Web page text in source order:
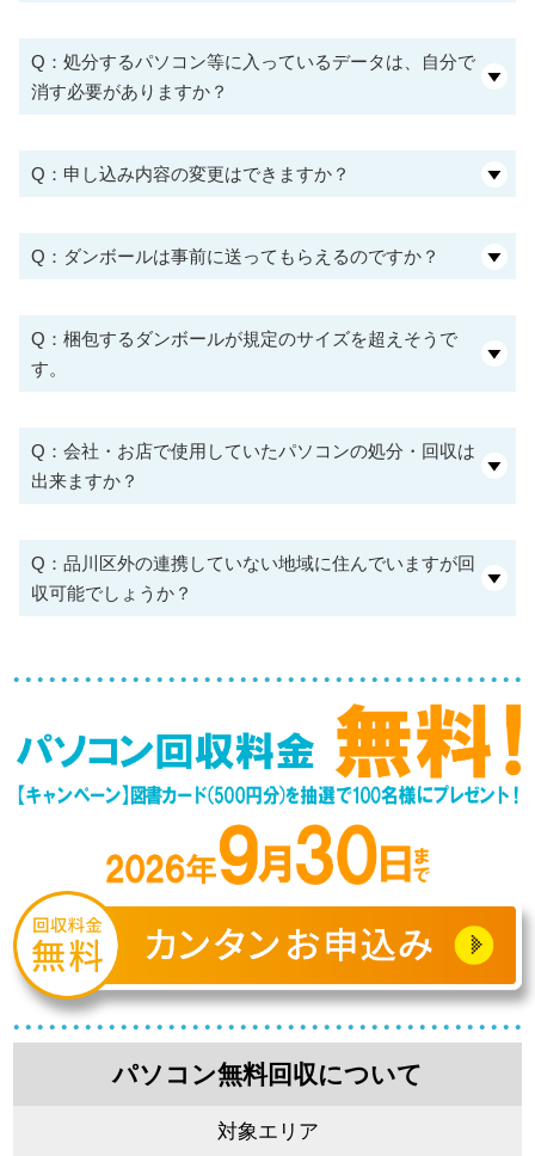
Q：処分するパソコン等に入っているデータは、自分で
消す必要がありますか？
Q：申し込み内容の変更はできますか？
Q：ダンボールは事前に送ってもらえるのですか？
Q：梱包するダンボールが規定のサイズを超えそうで
す。
Q：会社・お店で使用していたパソコンの処分・回収は
出来ますか？
Q：品川区外の連携していない地域に住んでいますが回
収可能でしょうか？
パソコン無料回収について
対象エリア